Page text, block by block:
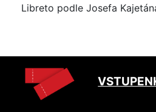
Libreto podle Josefa